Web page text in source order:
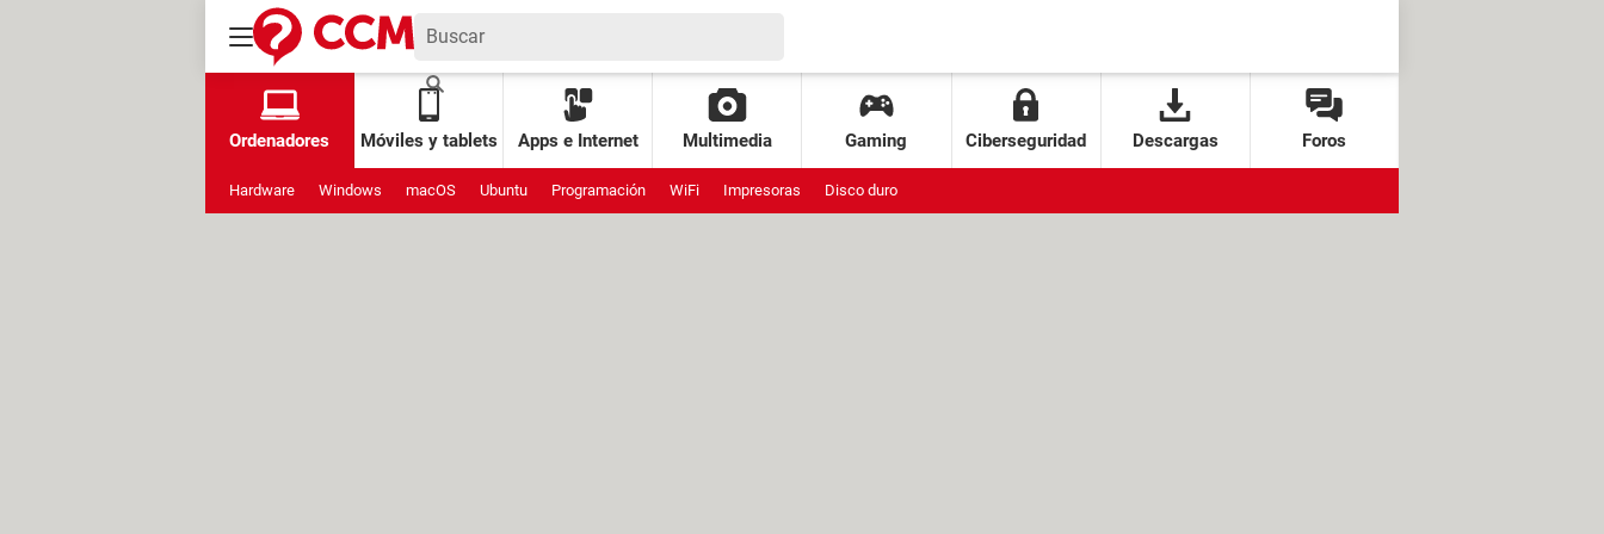
Ordenadores Móviles y tablets Apps e Internet Multimedia Gaming Ciberseguridad Descargas Foros
Hardware Windows macOS Ubuntu Programación WiFi Impresoras Disco duro